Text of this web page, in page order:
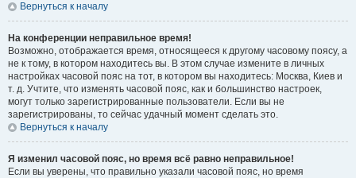
Вернуться к началу
На конференции неправильное время!
Возможно, отображается время, относящееся к другому часовому поясу, а
не к тому, в котором находитесь вы. В этом случае измените в личных
настройках часовой пояс на тот, в котором вы находитесь: Москва, Киев и
т. д. Учтите, что изменять часовой пояс, как и большинство настроек,
могут только зарегистрированные пользователи. Если вы не
зарегистрированы, то сейчас удачный момент сделать это.
Вернуться к началу
Я изменил часовой пояс, но время всё равно неправильное!
Если вы уверены, что правильно указали часовой пояс, но время